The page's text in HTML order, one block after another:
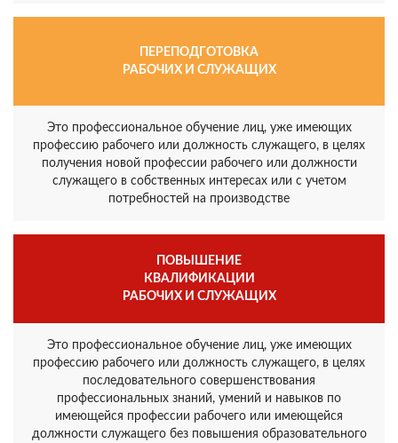
ПЕРЕПОДГОТОВКА
РАБОЧИХ И СЛУЖАЩИХ
Это профессиональное обучение лиц, уже имеющих
профессию рабочего или должность служащего, в целях
получения новой профессии рабочего или должности
служащего в собственных интересах или с учетом
потребностей на производстве
ПОВЫШЕНИЕ
КВАЛИФИКАЦИИ
РАБОЧИХ И СЛУЖАЩИХ
Это профессиональное обучение лиц, уже имеющих
профессию рабочего или должность служащего, в целях
последовательного совершенствования
профессиональных знаний, умений и навыков по
имеющейся профессии рабочего или имеющейся
должности служащего без повышения образовательного